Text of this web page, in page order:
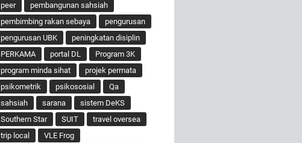
peer
pembangunan sahsiah
pembimbing rakan sebaya
pengurusan
pengurusan UBK
peningkatan disiplin
PERKAMA
portal DL
Program 3K
program minda sihat
projek permata
psikometrik
psikososial
Qa
sahsiah
sarana
sistem DeKS
Southern Star
SUIT
travel oversea
trip local
VLE Frog